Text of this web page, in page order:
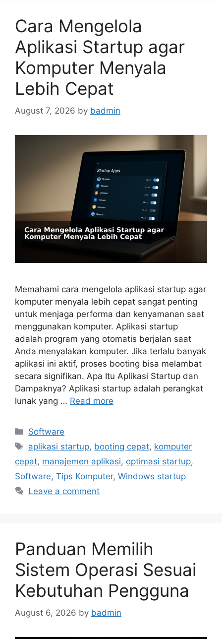
Cara Mengelola
Aplikasi Startup agar
Komputer Menyala
Lebih Cepat
August 7, 2026 by badmin
Memahami cara mengelola aplikasi startup agar
komputer menyala lebih cepat sangat penting
untuk menjaga performa dan kenyamanan saat
menggunakan komputer. Aplikasi startup
adalah program yang otomatis berjalan saat
Anda menyalakan komputer. Jika terlalu banyak
aplikasi ini aktif, proses booting bisa melambat
secara signifikan. Apa Itu Aplikasi Startup dan
Dampaknya? Aplikasi startup adalah perangkat
lunak yang … Read more
Categories
Software
Tags
aplikasi startup, booting cepat, komputer
cepat, manajemen aplikasi, optimasi startup,
Software, Tips Komputer, Windows startup
Leave a comment
Panduan Memilih
Sistem Operasi Sesuai
Kebutuhan Pengguna
August 6, 2026 by badmin